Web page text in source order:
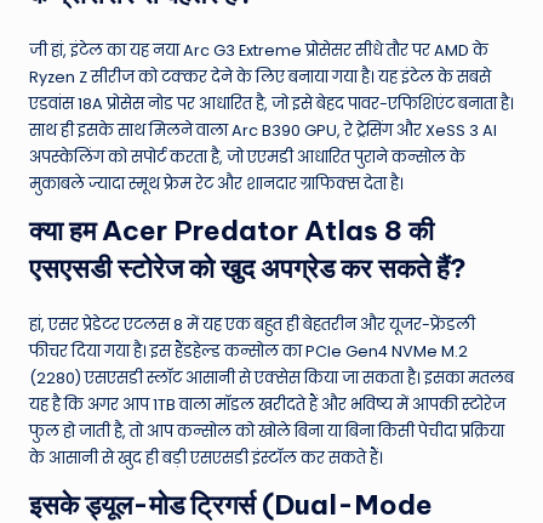
जी हां, इंटेल का यह नया Arc G3 Extreme प्रोसेसर सीधे तौर पर AMD के
Ryzen Z सीरीज को टक्कर देने के लिए बनाया गया है। यह इंटेल के सबसे
एडवांस 18A प्रोसेस नोड पर आधारित है, जो इसे बेहद पावर-एफिशिएंट बनाता है।
साथ ही इसके साथ मिलने वाला Arc B390 GPU, रे ट्रेसिंग और XeSS 3 AI
अपस्केलिंग को सपोर्ट करता है, जो एएमडी आधारित पुराने कन्सोल के
मुकाबले ज्यादा स्मूथ फ्रेम रेट और शानदार ग्राफिक्स देता है।
क्या हम Acer Predator Atlas 8 की
एसएसडी स्टोरेज को खुद अपग्रेड कर सकते हैं?
हां, एसर प्रेडेटर एटलस 8 में यह एक बहुत ही बेहतरीन और यूजर-फ्रेंडली
फीचर दिया गया है। इस हैंडहेल्ड कन्सोल का PCIe Gen4 NVMe M.2
(2280) एसएसडी स्लॉट आसानी से एक्सेस किया जा सकता है। इसका मतलब
यह है कि अगर आप 1TB वाला मॉडल खरीदते हैं और भविष्य में आपकी स्टोरेज
फुल हो जाती है, तो आप कन्सोल को खोले बिना या बिना किसी पेचीदा प्रक्रिया
के आसानी से खुद ही बड़ी एसएसडी इंस्टॉल कर सकते हैं।
इसके ड्यूल-मोड ट्रिगर्स (Dual-Mode